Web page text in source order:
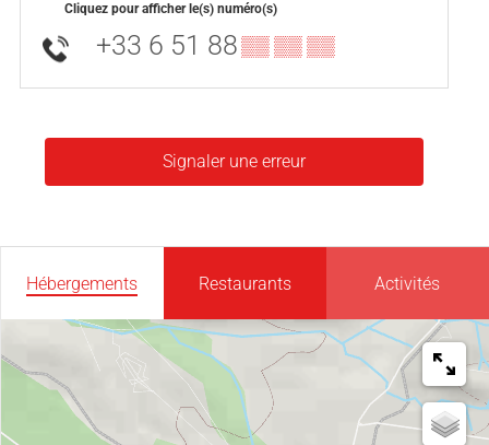
Cliquez pour afficher le(s) numéro(s)
+33 6 51 88▒▒ ▒▒ ▒▒
Signaler une erreur
Hébergements Restaurants Activités